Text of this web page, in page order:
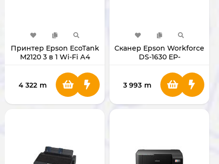
Принтер Epson EcoTank
M2120 3 в 1 Wi-Fi А4
4 322 m
Сканер Epson Workforce
DS-1630 EP-
3 993 m